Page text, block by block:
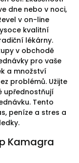
dne nebo v noci,
v on-line
kvalitní
lékárny.
v obchodě
pro vaše
a množství
problémů. Užijte
upřednostňují
Tento
peníze a stres a
Kamagra